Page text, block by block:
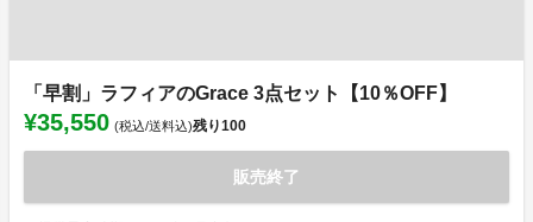
「早割」ラフィアのGrace 3点セット【10％OFF】
¥35,550 (税込/送料込)残り100
販売終了